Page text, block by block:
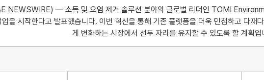
NEWSWIRE) — 소독 및 오염 제거 솔루션 분야의 글로벌 리더인 TOMI
을 시작한다고 발표했습니다. 이번 혁신을 통해 기존 플랫폼을 더욱 민첩하고 다
게 변화하는 시장에서 선두 자리를 유지할 수 있도록 할 계획입